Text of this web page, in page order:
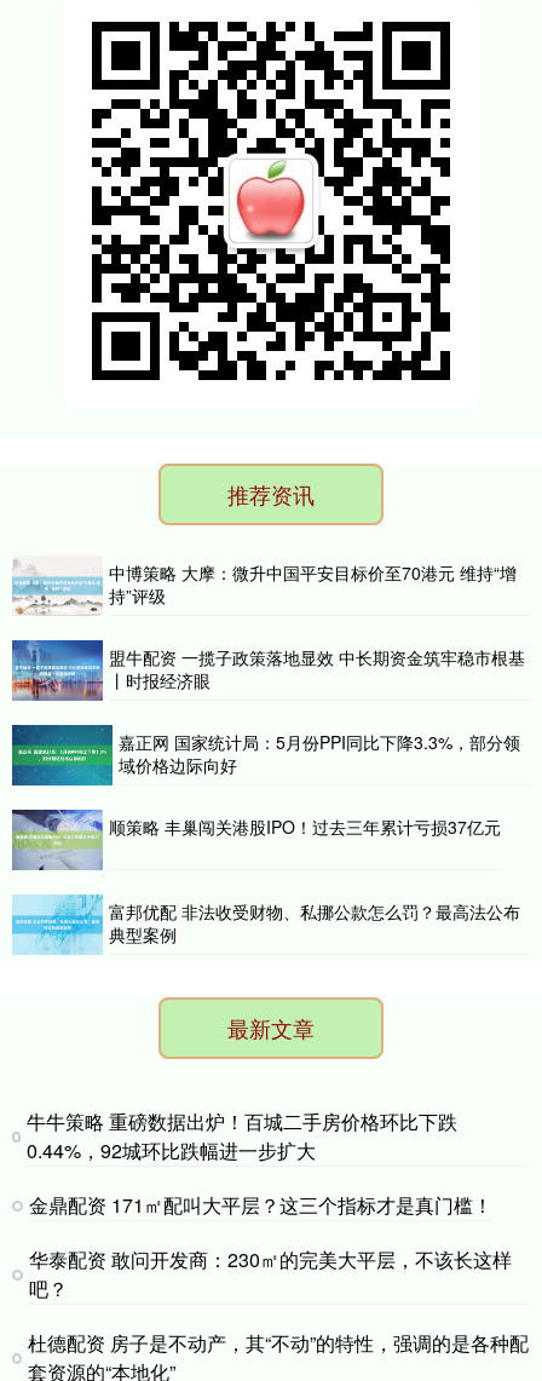
推荐资讯
中博策略 大摩：微升中国平安目标价至70港元 维持“增
持”评级
盟牛配资 一揽子政策落地显效 中长期资金筑牢稳市根基
丨时报经济眼
嘉正网 国家统计局：5月份PPI同比下降3.3%，部分领
域价格边际向好
顺策略 丰巢闯关港股IPO！过去三年累计亏损37亿元
富邦优配 非法收受财物、私挪公款怎么罚？最高法公布
典型案例
最新文章
牛牛策略 重磅数据出炉！百城二手房价格环比下跌
0.44%，92城环比跌幅进一步扩大
金鼎配资 171㎡配叫大平层？这三个指标才是真门槛！
华泰配资 敢问开发商：230㎡的完美大平层，不该长这样
吧？
杜德配资 房子是不动产，其“不动”的特性，强调的是各种配
套资源的“本地化”